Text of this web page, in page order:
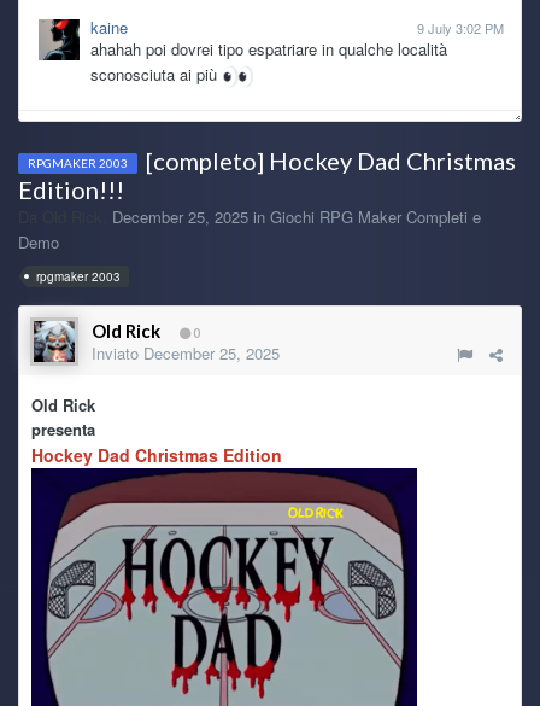
kaine 9 July 3:02 PM
ahahah poi dovrei tipo espatriare in qualche località
sconosciuta ai più
@kaine potresti vendere qualche nipote, ti fai macchina e
pc nuovi XDD
suo lavoro.
kaine
anche il pc ha le sue ragioni dopotutto è dal 2011 che fa il
kaine
se non fosse per battesimi, matrimoni e pure una nuova
nipotina che arriva a fine mese, oltre ad altre spese
improvvise, da mo che mi sarei preso il pc nuovo, solo che
son stronzo io che ho il vizio di tenere le cose finche
funzionano
kaine
e si qualche freeze capita, ma paragonato a quanto mi
accade con windows almeno il pc è utilizzabile, caspiterina
RPGMAKER 2003
[completo] Hockey Dad Christmas
Edition!!!
December 25, 2025 in Giochi RPG Maker Completi e
Demo
rpgmaker 2003
Old Rick 0
Inviato December 25, 2025
Old Rick
presenta
Hockey Dad Christmas Edition